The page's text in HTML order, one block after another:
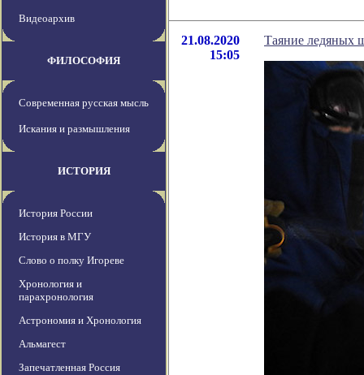
Видеоархив
ФИЛОСОФИЯ
Современная русская мысль
Искания и размышления
ИСТОРИЯ
История России
История в МГУ
Слово о полку Игореве
Хронология и
парахронология
Астрономия и Хронология
Альмагест
Запечатленная Россия
21.08.2020
15:05
Таяние ледяных